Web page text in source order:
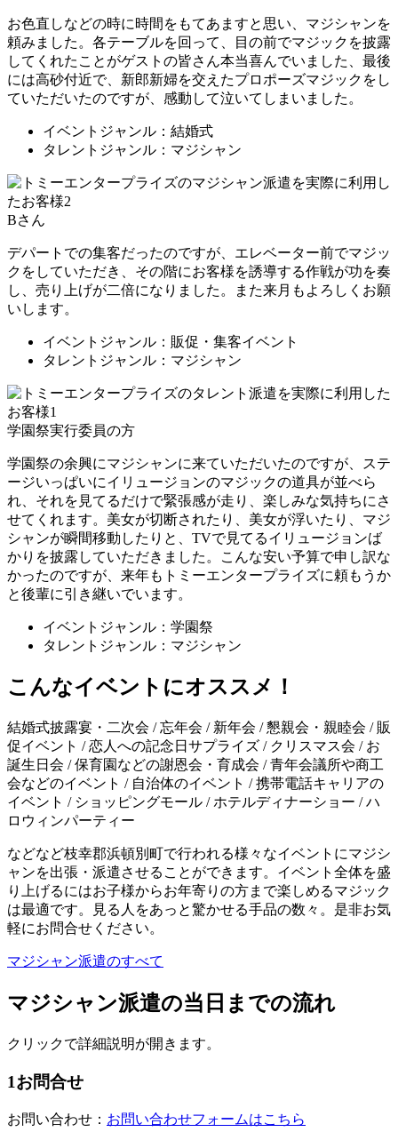
お色直しなどの時に時間をもてあますと思い、マジシャンを
頼みました。各テーブルを回って、目の前でマジックを披露
してくれたことがゲストの皆さん本当喜んでいました、最後
には高砂付近で、新郎新婦を交えたプロポーズマジックをし
ていただいたのですが、感動して泣いてしまいました。
イベントジャンル：結婚式
タレントジャンル：マジシャン
Bさん
デパートでの集客だったのですが、エレベーター前でマジッ
クをしていただき、その階にお客様を誘導する作戦が功を奏
し、売り上げが二倍になりました。また来月もよろしくお願
いします。
イベントジャンル：販促・集客イベント
タレントジャンル：マジシャン
学園祭実行委員の方
学園祭の余興にマジシャンに来ていただいたのですが、ステ
ージいっぱいにイリュージョンのマジックの道具が並べら
れ、それを見てるだけで緊張感が走り、楽しみな気持ちにさ
せてくれます。美女が切断されたり、美女が浮いたり、マジ
シャンが瞬間移動したりと、TVで見てるイリュージョンば
かりを披露していただきました。こんな安い予算で申し訳な
かったのですが、来年もトミーエンタープライズに頼もうか
と後輩に引き継いでいます。
イベントジャンル：学園祭
タレントジャンル：マジシャン
こんなイベントにオススメ！
結婚式披露宴・二次会 / 忘年会 / 新年会 / 懇親会・親睦会 / 販
促イベント / 恋人への記念日サプライズ / クリスマス会 / お
誕生日会 / 保育園などの謝恩会・育成会 / 青年会議所や商工
会などのイベント / 自治体のイベント / 携帯電話キャリアの
イベント / ショッピングモール / ホテルディナーショー / ハ
ロウィンパーティー
などなど枝幸郡浜頓別町で行われる様々なイベントにマジシ
ャンを出張・派遣させることができます。イベント全体を盛
り上げるにはお子様からお年寄りの方まで楽しめるマジック
は最適です。見る人をあっと驚かせる手品の数々。是非お気
軽にお問合せください。
マジシャン派遣のすべて
マジシャン派遣の当日までの流れ
クリックで詳細説明が開きます。
1お問合せ
お問い合わせ： お問い合わせフォームはこちら